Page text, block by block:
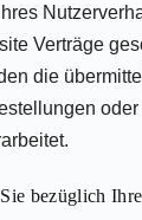
Verträge
die
bezüglich